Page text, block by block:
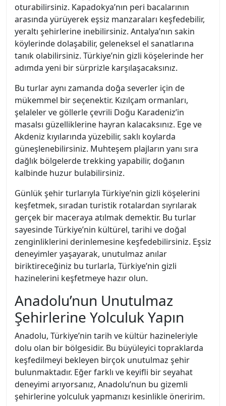
oturabilirsiniz. Kapadokya’nın peri bacalarının
arasında yürüyerek eşsiz manzaraları keşfedebilir,
yeraltı şehirlerine inebilirsiniz. Antalya’nın sakin
köylerinde dolaşabilir, geleneksel el sanatlarına
tanık olabilirsiniz. Türkiye’nin gizli köşelerinde her
adımda yeni bir sürprizle karşılaşacaksınız.
Bu turlar aynı zamanda doğa severler için de
mükemmel bir seçenektir. Kızılçam ormanları,
şelaleler ve göllerle çevrili Doğu Karadeniz’in
masalsı güzelliklerine hayran kalacaksınız. Ege ve
Akdeniz kıyılarında yüzebilir, saklı koylarda
güneşlenebilirsiniz. Muhteşem plajların yanı sıra
dağlık bölgelerde trekking yapabilir, doğanın
kalbinde huzur bulabilirsiniz.
Günlük şehir turlarıyla Türkiye’nin gizli köşelerini
keşfetmek, sıradan turistik rotalardan sıyrılarak
gerçek bir maceraya atılmak demektir. Bu turlar
sayesinde Türkiye’nin kültürel, tarihi ve doğal
zenginliklerini derinlemesine keşfedebilirsiniz. Eşsiz
deneyimler yaşayarak, unutulmaz anılar
biriktireceğiniz bu turlarla, Türkiye’nin gizli
hazinelerini keşfetmeye hazır olun.
Anadolu’nun Unutulmaz
Şehirlerine Yolculuk Yapın
Anadolu, Türkiye’nin tarih ve kültür hazineleriyle
dolu olan bir bölgesidir. Bu büyüleyici topraklarda
keşfedilmeyi bekleyen birçok unutulmaz şehir
bulunmaktadır. Eğer farklı ve keyifli bir seyahat
deneyimi arıyorsanız, Anadolu’nun bu gizemli
şehirlerine yolculuk yapmanızı kesinlikle öneririm.